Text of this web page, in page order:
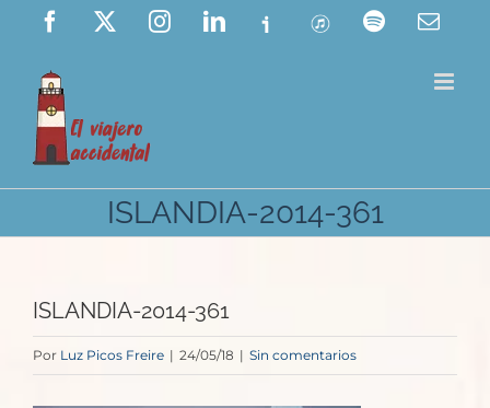
Saltar
contenido
Facebook InstagramLinkedIn
Ivoox ITunes Spotify
ISLANDIA-2014-361
ISLANDIA-2014-361
Por Luz Picos Freire | 24/05/18 | Sin comentarios